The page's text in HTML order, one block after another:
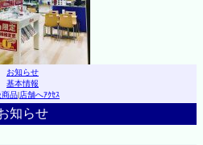
お知らせ
基本情報
商品|店舗へｱｸｾｽ
知らせ